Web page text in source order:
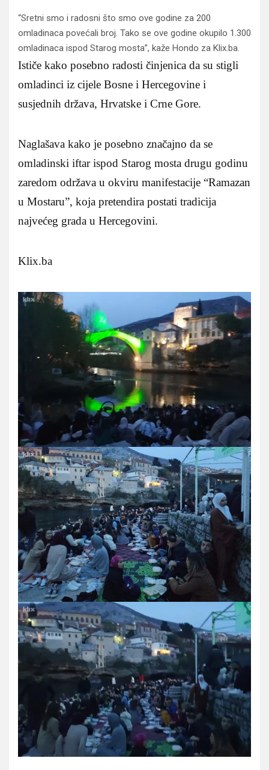
“Sretni smo i radosni što smo ove godine za 200
omladinaca povećali broj. Tako se ove godine okupilo 1.300
omladinaca ispod Starog mosta”, kaže Hondo za Klix.ba.
Ističe kako posebno radosti činjenica da su stigli
omladinci iz cijele Bosne i Hercegovine i
susjednih država, Hrvatske i Crne Gore.
Naglašava kako je posebno značajno da se
omladinski iftar ispod Starog mosta drugu godinu
zaredom održava u okviru manifestacije “Ramazan
u Mostaru”, koja pretendira postati tradicija
najvećeg grada u Hercegovini.
Klix.ba